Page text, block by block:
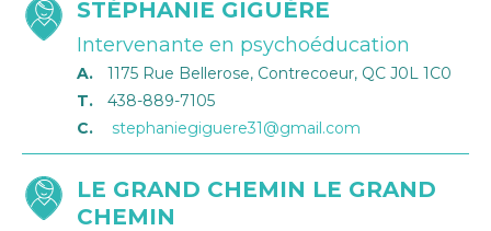
STÉPHANIE GIGUÈRE
Intervenante en psychoéducation
A.
1175 Rue Bellerose, Contrecoeur, QC J0L 1C0
T.
438-889-7105
C.
stephaniegiguere31@gmail.com
LE GRAND CHEMIN LE GRAND
CHEMIN